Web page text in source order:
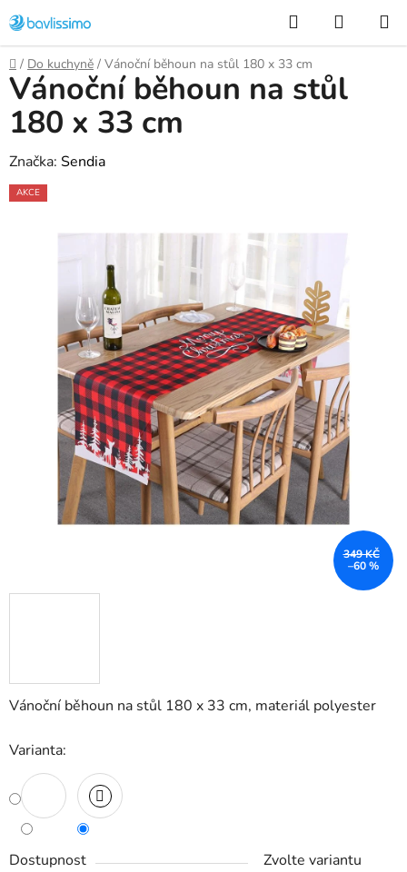
na
obsah
Hledat
KOŠÍK
Domů
/ Do kuchyně / Vánoční běhoun na stůl 180 x 33 cm
Vánoční běhoun na stůl 180 x 33 cm, materiál polyester
Varianta:
Dostupnost
Zvolte variantu
Vánoční běhoun na stůl
180 x 33 cm
Značka: Sendia
AKCE
349 KČ
–60 %